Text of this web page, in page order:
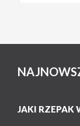
JAKI RZEPAK